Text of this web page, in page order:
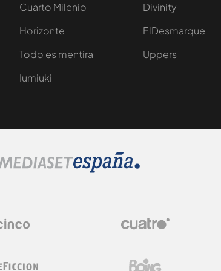
Cuarto Milenio
Horizonte
Todo es mentira
Iumiuki
Divinity
ElDesmarque
Uppers